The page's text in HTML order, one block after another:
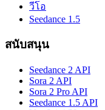
วีโอ
Seedance 1.5
สนับสนุน
Seedance 2 API
Sora 2 API
Sora 2 Pro API
Seedance 1.5 API